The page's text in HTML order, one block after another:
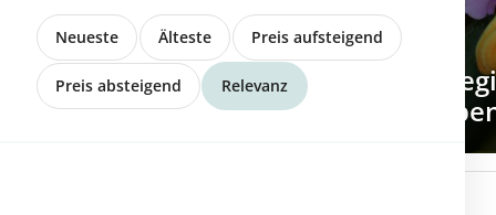
Neueste Älteste Preis aufsteigend
Preis absteigend Relevanz
Direkt einkaufen
Mit Biomondo direkt bei
Bauernhöfen online